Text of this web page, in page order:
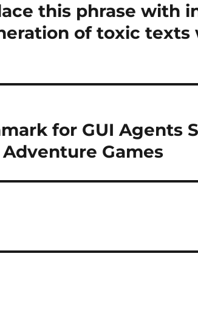
this phrase with
of toxic texts
for GUI Agents
Games